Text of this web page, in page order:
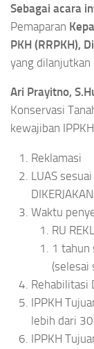
Sebagai acara
Pemaparan
PKH (RRPKH),
yang dilanjutkan
Ari Prayitno,
Konservasi
kewajiban
Reklamasi
LUAS
Waktu
RU
1 tahun
(selesai
Rehabilitasi
IPPKH
lebih dari
IPPKH